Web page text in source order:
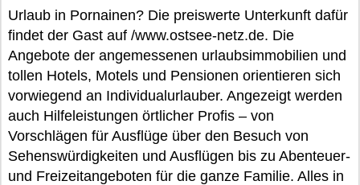
Urlaub in Pornainen? Die preiswerte Unterkunft dafür
findet der Gast auf /www.ostsee-netz.de. Die
Angebote der angemessenen urlaubsimmobilien und
tollen Hotels, Motels und Pensionen orientieren sich
vorwiegend an Individualurlauber. Angezeigt werden
auch Hilfeleistungen örtlicher Profis – von
Vorschlägen für Ausflüge über den Besuch von
Sehenswürdigkeiten und Ausflügen bis zu Abenteuer-
und Freizeitangeboten für die ganze Familie. Alles in